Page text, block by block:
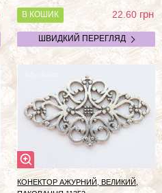
В КОШИК 22.60грн
ШВИДКИЙ ПЕРЕГЛЯД
КОНЕКТОР АЖУРНИЙ, ВЕЛИКИЙ,